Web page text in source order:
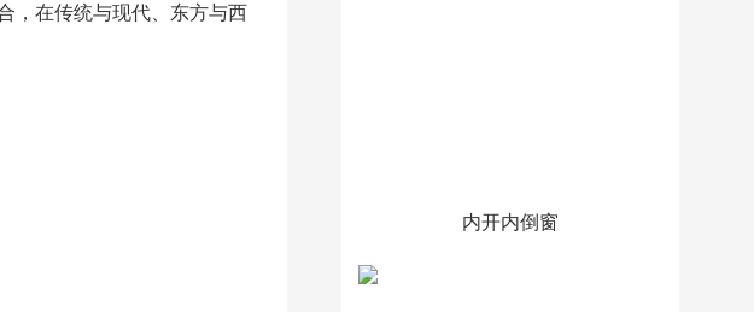
，在传统与现代、东方与西
内开内倒窗